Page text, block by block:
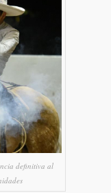
definitiva al